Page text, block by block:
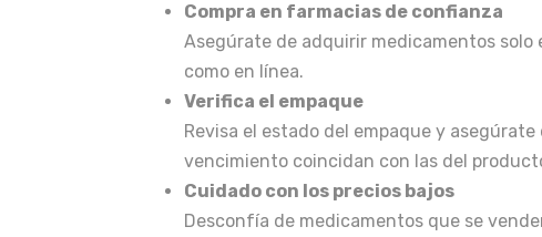
Compra en farmacias de confianza
Asegúrate de adquirir medicamentos
como en línea.
Verifica el empaque
Revisa el estado del empaque y
vencimiento coincidan con las del
Cuidado con los precios bajos
Desconfía de medicamentos que se